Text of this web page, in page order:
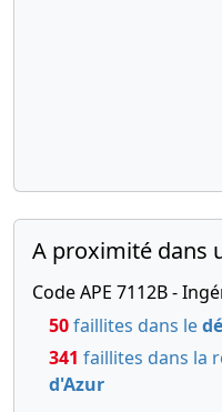
A proximité dans
Code APE 7112B -
50faillites dans le
341 faillites dans la
d'Azur